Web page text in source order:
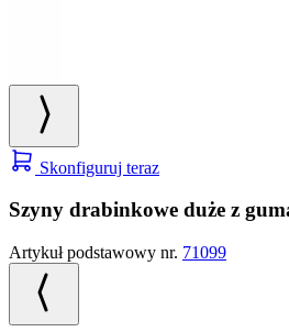
Skonfiguruj teraz
Szyny drabinkowe duże z
Artykuł podstawowy nr. 71099